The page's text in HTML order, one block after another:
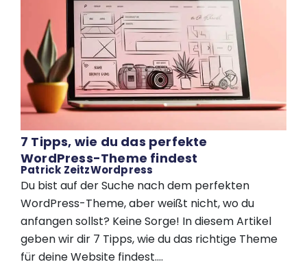
7 Tipps, wie du das perfekte
WordPress-Theme findest
Patrick ZeitzWordpress
Du bist auf der Suche nach dem perfekten
WordPress-Theme, aber weißt nicht, wo du
anfangen sollst? Keine Sorge! In diesem Artikel
geben wir dir 7 Tipps, wie du das richtige Theme
für deine Website findest....